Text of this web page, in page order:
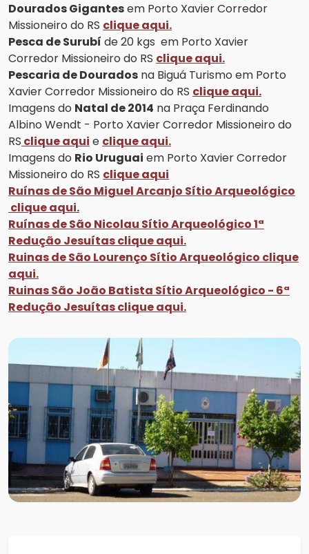
Dourados Gigantesem Porto Xavier Corredor
Missioneiro do RS clique aqui.
Pesca de Surubí de 20 kgs em Porto Xavier
Corredor Missioneiro do RS clique aqui.
Pescaria de Dourados na Biguá Turismo em Porto
Xavier Corredor Missioneiro do RS clique aqui.
Imagens do Natal de 2014 na Praça Ferdinando
Albino Wendt - Porto Xavier Corredor Missioneiro do
RS clique aqui e clique aqui.
Imagens do Rio Uruguai em Porto Xavier Corredor
Missioneiro do RS clique aqui
Ruínas de São Miguel Arcanjo Sítio Arqueológico
clique aqui.
Ruínas de São Nicolau Sítio Arqueológico 1ª
Redução Jesuítas clique aqui.
Ruinas de São Lourenço Sítio Arqueológico clique
aqui.
Ruinas São João Batista Sítio Arqueológico - 6ª
Redução Jesuítas clique aqui.